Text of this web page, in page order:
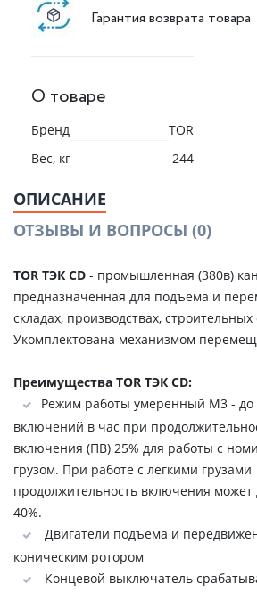
Гарантия возврата товара
О товаре
Бренд
TOR
Вес, кг
244
ОПИСАНИЕ
ОТЗЫВЫ И ВОПРОСЫ (0)
TOR ТЭК CD - промышленная (380в)
предназначенная для подъема и
складах, производствах, строительных
Укомплектована механизмом
Преимущества TOR ТЭК CD:
Режим работы умеренный М3 - до
включений в час при
включения (ПВ) 25% для работы с
грузом. При работе с легкими грузами
продолжительность включения может
40%.
Двигатели подъема и
коническим ротором
Концевой выключатель